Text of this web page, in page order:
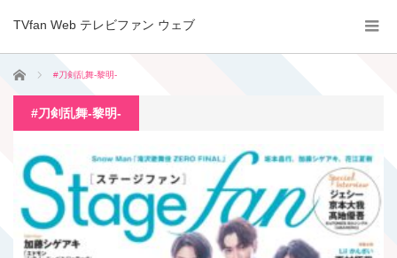
TVfan Web テレビファン ウェブ
ホーム #刀剣乱舞-黎明-
#刀剣乱舞-黎明-